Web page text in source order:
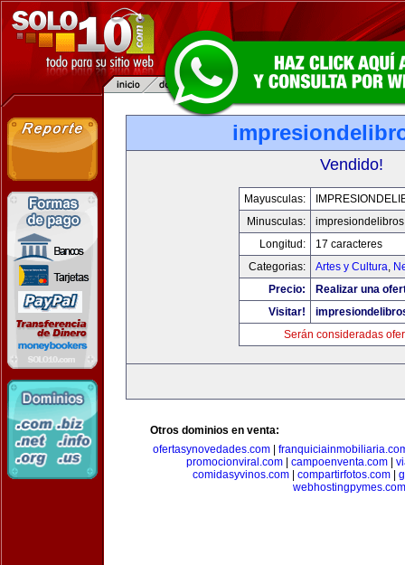
Vendido!
Mayusculas:
Minusculas:
Longitud:
17 caracteres
Categorias:
Artes y Cultura,
Precio:
Realizar una
Visitar!
Serán consideradas
Otros dominios en venta:
ofertasynovedades.com|
promocionviral.com
campoenventa.com
comidasyvinos.com| compartirfotos.com|
webhostingpymes.com